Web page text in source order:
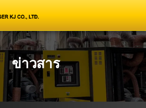
ข่าวสาร